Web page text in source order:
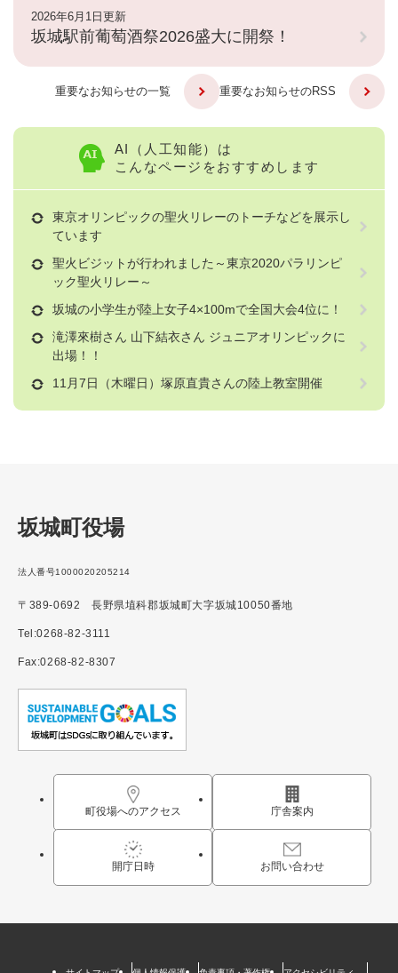
2026年6月1日更新
坂城駅前葡萄酒祭2026盛大に開祭！
重要なお知らせの一覧 重要なお知らせのRSS
AI（人工知能）は
こんなページをおすすめします
東京オリンピックの聖火リレーのトーチなどを展示し
ています
聖火ビジットが行われました～東京2020パラリンピ
ック聖火リレー～
坂城の小学生が陸上女子4×100mで全国大会4位に！
滝澤來樹さん 山下結衣さん ジュニアオリンピックに
出場！！
11月7日（木曜日）塚原直貴さんの陸上教室開催
坂城町役場
法人番号1000020205214
〒389-0692 長野県埴科郡坂城町大字坂城10050番地
Tel:0268-82-3111
Fax:0268-82-8307
町役場へのアクセス 庁舎案内
開庁日時 お問い合わせ